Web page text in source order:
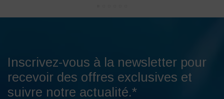
Inscrivez-vous à la newsletter pour
recevoir des offres exclusives et
suivre notre actualité.*